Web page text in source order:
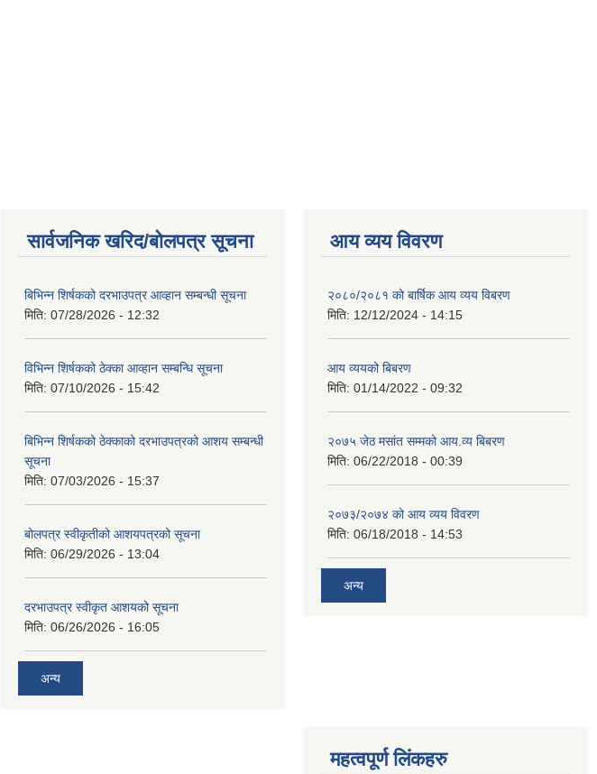
सार्वजनिक खरिद/बोलपत्र सूचना
बिभिन्‍न शिर्षकको दरभाउपत्र आव्हान सम्बन्धी सूचना
मिति: 07/28/2026 - 12:32
विभिन्न शिर्षकको ठेक्का आव्हान सम्बन्धि सूचना
मिति: 07/10/2026 - 15:42
बिभिन्‍न शिर्षकको ठेक्काको दरभाउपत्रको आशय सम्बन्धी
सूचना
मिति: 07/03/2026 - 15:37
बोलपत्र स्वीकृतीको आशयपत्रको सूचना
मिति: 06/29/2026 - 13:04
दरभाउपत्र स्वीकृत आशयको सूचना
मिति: 06/26/2026 - 16:05
अन्य
आय व्यय विवरण
२०८०/२०८१ को बार्षिक आय व्यय विबरण
मिति: 12/12/2024 - 14:15
आय व्ययको बिबरण
मिति: 01/14/2022 - 09:32
२०७५ जेठ मसांत सम्मको आय.व्य बिबरण
मिति: 06/22/2018 - 00:39
२०७३/२०७४ को आय व्यय विवरण
मिति: 06/18/2018 - 14:53
अन्य
महत्वपूर्ण लिंकहरु